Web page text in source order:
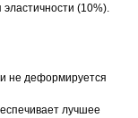
(10%).
не деформируется
лучшее